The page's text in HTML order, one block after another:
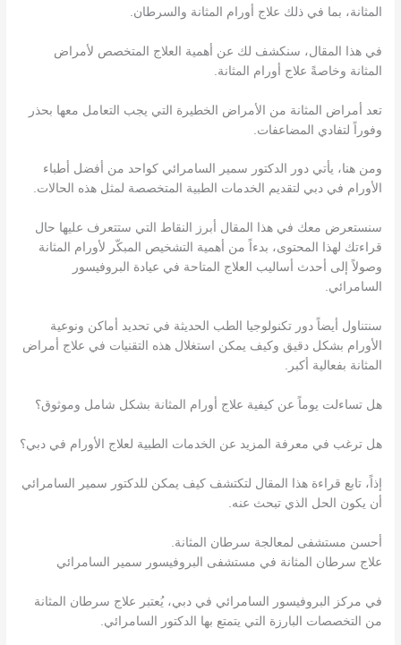
المثانة، بما في ذلك علاج أورام المثانة والسرطان.
في هذا المقال، سنكشف لك عن أهمية العلاج المتخصص لأمراض
المثانة وخاصةً علاج أورام المثانة.
تعد أمراض المثانة من الأمراض الخطيرة التي يجب التعامل معها بحذر
وفوراً لتفادي المضاعفات.
ومن هنا، يأتي دور الدكتور سمير السامرائي كواحد من أفضل أطباء
الأورام في دبي لتقديم الخدمات الطبية المتخصصة لمثل هذه الحالات.
سنستعرض معك في هذا المقال أبرز النقاط التي ستتعرف عليها حال
قراءتك لهذا المحتوى، بدءاً من أهمية التشخيص المبكّر لأورام المثانة
وصولاً إلى أحدث أساليب العلاج المتاحة في عيادة البروفيسور
السامرائي.
سنتناول أيضاً دور تكنولوجيا الطب الحديثة في تحديد أماكن ونوعية
الأورام بشكل دقيق وكيف يمكن استغلال هذه التقنيات في علاج أمراض
المثانة بفعالية أكبر.
هل تساءلت يوماً عن كيفية علاج أورام المثانة بشكل شامل وموثوق؟
هل ترغب في معرفة المزيد عن الخدمات الطبية لعلاج الأورام في دبي؟
إذاً، تابع قراءة هذا المقال لتكتشف كيف يمكن للدكتور سمير السامرائي
أن يكون الحل الذي تبحث عنه.
أحسن مستشفى لمعالجة سرطان المثانة.
علاج سرطان المثانة في مستشفى البروفيسور سمير السامرائي
في مركز البروفيسور السامرائي في دبي، يُعتبر علاج سرطان المثانة
من التخصصات البارزة التي يتمتع بها الدكتور السامرائي.